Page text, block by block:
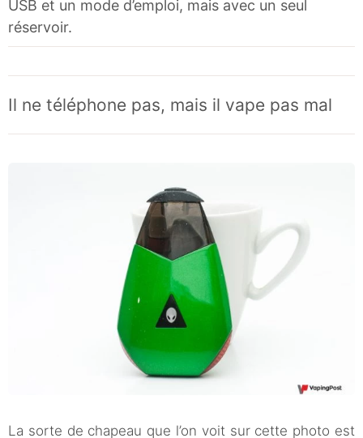
USB et un mode d’emploi, mais avec un seul
réservoir.
Il ne téléphone pas, mais il vape pas mal
La sorte de chapeau que l’on voit sur cette photo est